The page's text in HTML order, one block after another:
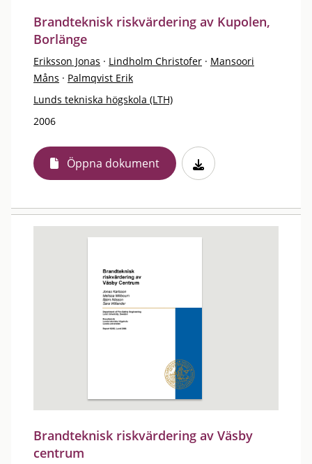
Brandteknisk riskvärdering av Kupolen,
Borlänge
Eriksson Jonas · Lindholm Christofer · Mansoori
Måns · Palmqvist Erik
Lunds tekniska högskola (LTH)
2006
Öppna dokument
Brandteknisk riskvärdering av Väsby
centrum